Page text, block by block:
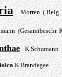
Morren (
K.Schumann
K.Brandegee